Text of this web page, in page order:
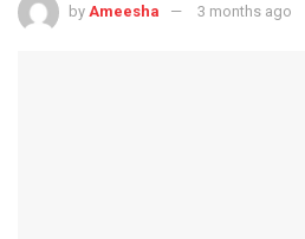
by Ameesha 3 months ago